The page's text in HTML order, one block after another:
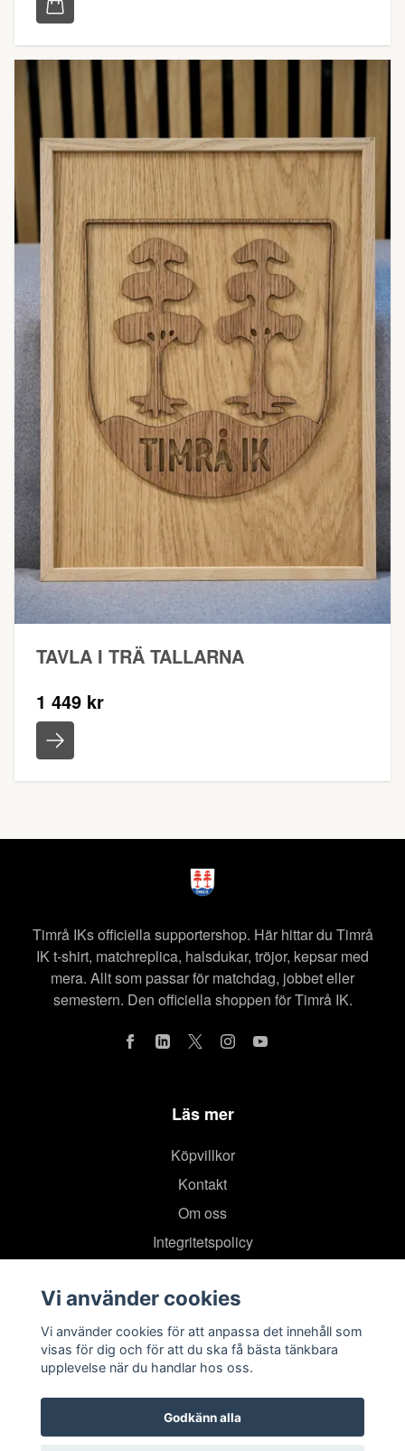
TAVLA I TRÄ TALLARNA
1 449 kr
Timrå IKs officiella supportershop. Här hittar du Timrå
IK t-shirt, matchreplica, halsdukar, tröjor, kepsar med
mera. Allt som passar för matchdag, jobbet eller
semestern. Den officiella shoppen för Timrå IK.
Läs mer
Köpvillkor
Kontakt
Om oss
Integritetspolicy
Vi använder cookies
Vi använder cookies för att anpassa det innehåll som
visas för dig och för att du ska få bästa tänkbara
upplevelse när du handlar hos oss.
Godkänn alla